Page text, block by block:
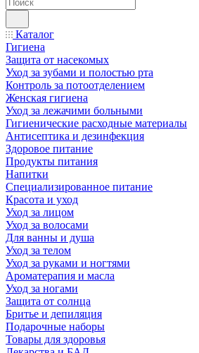
Каталог
Гигиена
Защита от насекомых
Уход за зубами и полостью рта
Контроль за потоотделением
Женская гигиена
Уход за лежачими больными
Гигиенические расходные материалы
Антисептика и дезинфекция
Здоровое питание
Продукты питания
Напитки
Специализированное питание
Красота и уход
Уход за лицом
Уход за волосами
Для ванны и душа
Уход за телом
Уход за руками и ногтями
Ароматерапия и масла
Уход за ногами
Защита от солнца
Бритье и депиляция
Подарочные наборы
Товары для здоровья